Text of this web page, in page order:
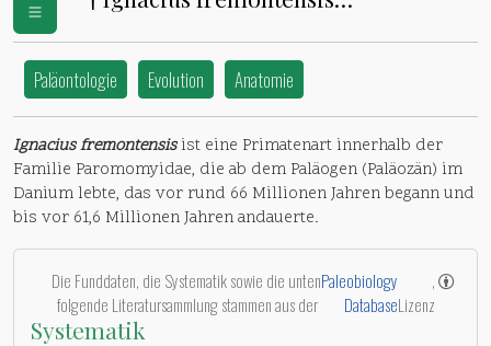
Paläontologie Evolution Anatomie
Ignacius fremontensisist eine Primatenart innerhalb der
Familie Paromomyidae, die ab dem Paläogen (Paläozän) im
Danium lebte, das vor rund 66 Millionen Jahren begann und
bis vor 61,6 Millionen Jahren andauerte.
Die Funddaten, die Systematik sowie die unten
folgende Literatursammlung stammen aus der
Paleobiology
Database
,
Lizenz
Systematik